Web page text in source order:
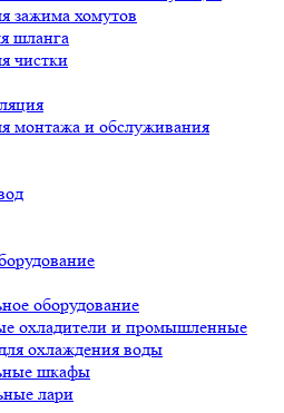
зажима хомутов
шланга
чистки
монтажа и обслуживания
оборудование
охладители и промышленные
охлаждения воды
шкафы
лари